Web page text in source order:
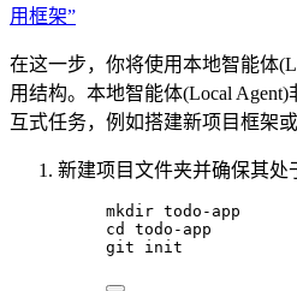
用框架”
在这一步，你将使用本地智能体
用结构。本地智能体(Local
互式任务，例如搭建新项目框架或
新建项目文件夹并确保其处
mkdir todo-app
cd todo-app
git init